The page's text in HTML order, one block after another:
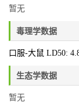
暂无
毒理学数据
口服-大鼠 LD50:
生态学数据
暂无